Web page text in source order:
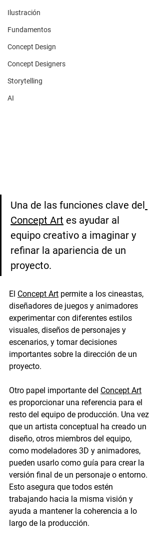
Ilustración
Fundamentos
Concept Design
Concept Designers
Storytelling
AI
Una de las funciones clave del
Concept Art es ayudar al
equipo creativo a imaginar y
refinar la apariencia de un
proyecto.
El Concept Art permite a los cineastas,
diseñadores de juegos y animadores
experimentar con diferentes estilos
visuales, diseños de personajes y
escenarios, y tomar decisiones
importantes sobre la dirección de un
proyecto.
Otro papel importante del Concept Art
es proporcionar una referencia para el
resto del equipo de producción. Una vez
que un artista conceptual ha creado un
diseño, otros miembros del equipo,
como modeladores 3D y animadores,
pueden usarlo como guía para crear la
versión final de un personaje o entorno.
Esto asegura que todos estén
trabajando hacia la misma visión y
ayuda a mantener la coherencia a lo
largo de la producción.